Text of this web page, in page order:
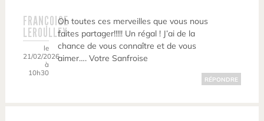
FRANÇOISE
LEROULLEY
le
21/02/2026
à
10h30
Oh toutes ces merveilles que vous nous
faites partager!!!!! Un régal ! J’ai de la
chance de vous connaître et de vous
aimer…. Votre Sanfroise
RÉPONDRE